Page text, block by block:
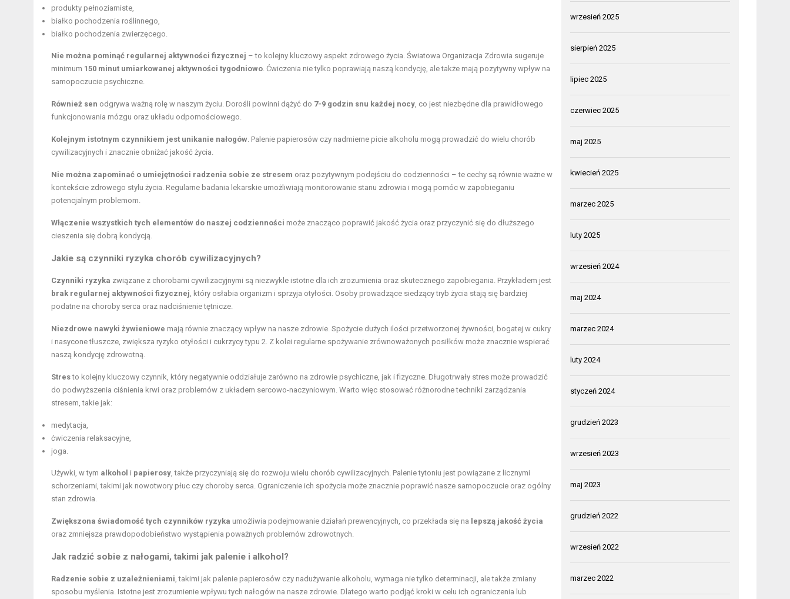
produkty pełnoziarniste,
białko pochodzenia roślinnego
białko pochodzenia zwierzęcego.
Nie można pominąć regularnej aktywności fizycznej – to kolejny kluczowy aspekt zdrowego życia. Światowa Organizacja Zdrowia sugeruje
minimum 150 minut umiarkowanej aktywności tygodniowo . Ćwiczenia nie tylko poprawiają naszą kondycję, ale także mają pozytywny wpływ na
samopoczucie psychiczne.
Również sen odgrywa ważną rolę w naszym życiu. Dorośli powinni dążyć do 7-9 godzin snu każdej nocy , co jest niezbędne dla prawidłowego
funkcjonowania mózgu oraz układu odpornościowego.
Kolejnym istotnym czynnikiem jest unikanie nałogów . Palenie papierosów czy nadmierne picie alkoholu mogą prowadzić do wielu chorób
cywilizacyjnych i znacznie obniżać jakość życia.
Nie można zapominać o umiejętności radzenia sobie ze stresem oraz pozytywnym podejściu do codzienności – te cechy są równie ważne w
kontekście zdrowego stylu życia. Regularne badania lekarskie umożliwiają monitorowanie stanu zdrowia i mogą pomóc w zapobieganiu
potencjalnym problemom.
Włączenie wszystkich tych elementów do naszej codzienności może znacząco poprawić jakość życia oraz przyczynić się do dłuższego
cieszenia się dobrą kondycją.
Jakie są czynniki ryzyka chorób cywilizacyjnych?
Czynniki ryzyka związane z chorobami cywilizacyjnymi są niezwykle istotne dla ich zrozumienia oraz skutecznego zapobiegania. Przykładem jest
brak regularnej aktywności fizycznej , który osłabia organizm i sprzyja otyłości. Osoby prowadzące siedzący tryb życia stają się bardziej
podatne na choroby serca oraz nadciśnienie tętnicze.
Niezdrowe nawyki żywieniowe mają równie znaczący wpływ na nasze zdrowie. Spożycie dużych ilości przetworzonej żywności, bogatej w cukry
i nasycone tłuszcze, zwiększa ryzyko otyłości i cukrzycy typu 2. Z kolei regularne spożywanie zrównoważonych posiłków może znacznie wspierać
naszą kondycję zdrowotną.
Stresto kolejny kluczowy czynnik, który negatywnie oddziałuje zarówno na zdrowie psychiczne, jak i fizyczne. Długotrwały stres może prowadzić
do podwyższenia ciśnienia krwi oraz problemów z układem sercowo-naczyniowym. Warto więc stosować różnorodne techniki zarządzania
stresem, takie jak:
medytacja,
ćwiczenia relaksacyjne,
joga.
Używki, w tym alkohol i papierosy , także przyczyniają się do rozwoju wielu chorób cywilizacyjnych. Palenie tytoniu jest powiązane z licznymi
schorzeniami, takimi jak nowotwory płuc czy choroby serca. Ograniczenie ich spożycia może znacznie poprawić nasze samopoczucie oraz ogólny
stan zdrowia.
Zwiększona świadomość tych czynników ryzyka umożliwia podejmowanie działań prewencyjnych, co przekłada się na lepszą jakość życia
oraz zmniejsza prawdopodobieństwo wystąpienia poważnych problemów zdrowotnych.
Jak radzić sobie z nałogami, takimi jak palenie i alkohol?
Radzenie sobie z uzależnieniami , takimi jak palenie papierosów czy nadużywanie alkoholu, wymaga nie tylko determinacji, ale także zmiany
sposobu myślenia. Istotne jest zrozumienie wpływu tych nałogów na nasze zdrowie. Dlatego warto podjąć kroki w celu ich ograniczenia lub
wrzesień 2025
sierpień 2025
lipiec 2025
czerwiec 2025
maj 2025
kwiecień 2025
marzec 2025
luty 2025
wrzesień 2024
maj 2024
marzec 2024
luty 2024
styczeń 2024
grudzień 2023
wrzesień 2023
maj 2023
grudzień 2022
wrzesień 2022
marzec 2022